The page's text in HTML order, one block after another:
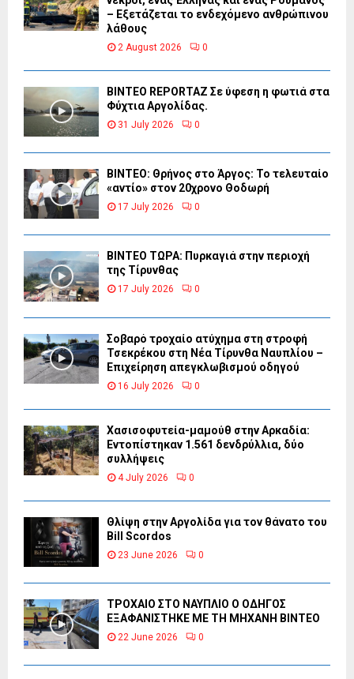
– Εξετάζεται το ενδεχόμενο ανθρώπινου
λάθους
2 August 2026 0
BINTEO REPORTAZ Σε ύφεση η φωτιά στα
Φύχτια Αργολίδας.
31 July 2026 0
ΒΙΝΤΕΟ: Θρήνος στο Άργος: Το τελευταίο
«αντίο» στον 20χρονο Θοδωρή
17 July 2026 0
ΒΙΝΤΕΟ ΤΩΡΑ: Πυρκαγιά στην περιοχή
της Τίρυνθας
17 July 2026 0
Σοβαρό τροχαίο ατύχημα στη στροφή
Τσεκρέκου στη Νέα Τίρυνθα Ναυπλίου –
Επιχείρηση απεγκλωβισμού οδηγού
16 July 2026 0
Χασισοφυτεία-μαμούθ στην Αρκαδία:
Εντοπίστηκαν 1.561 δενδρύλλια, δύο
συλλήψεις
4 July 2026 0
Θλίψη στην Αργολίδα για τον θάνατο του
Bill Scordos
23 June 2026 0
ΤΡΟΧΑΙΟ ΣΤΟ ΝΑΥΠΛΙΟ Ο ΟΔΗΓΟΣ
ΕΞΑΦΑΝΙΣΤΗΚΕ ΜΕ ΤΗ ΜΗΧΑΝΗ ΒΙΝΤΕΟ
22 June 2026 0